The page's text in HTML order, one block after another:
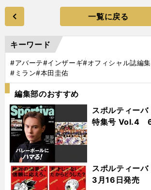
一覧に戻る
キーワード
#アバーテ#インザーギ#オフィシャル誌編
#ミラン#本田圭佑
編集部のおすすめ
スポルティー
特集号 Vol.4
スポルティー
3月16日発売